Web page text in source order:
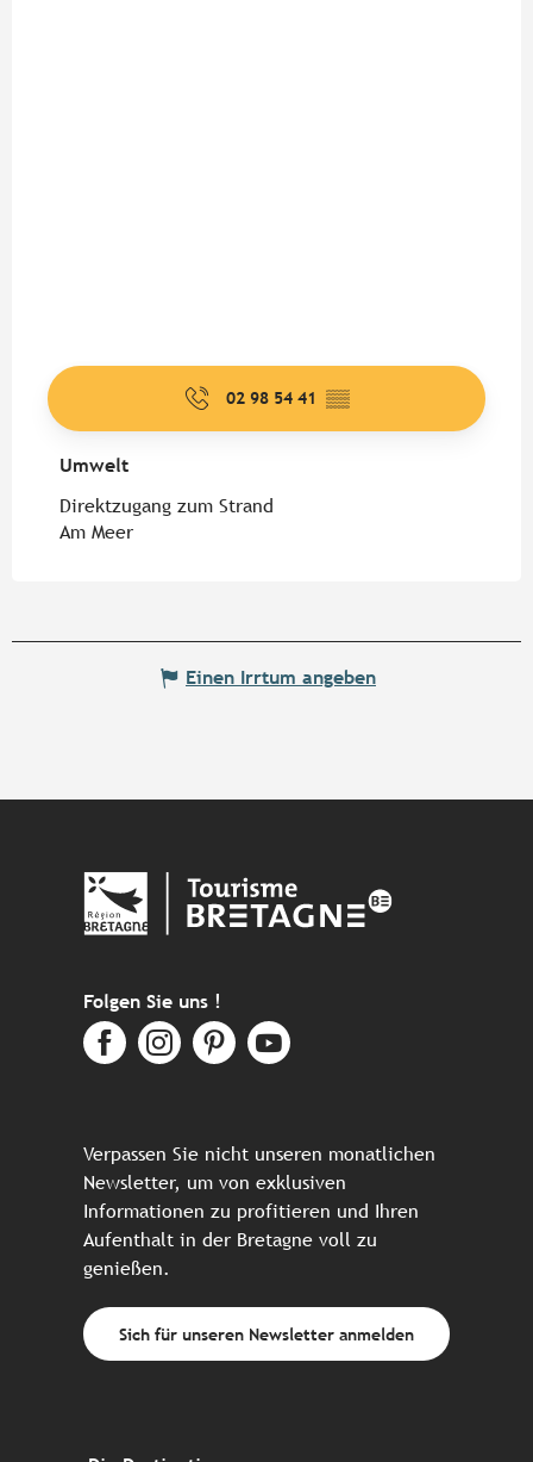
02 98 54 41 ▒▒
Umwelt
Umwelt
Direktzugang zum Strand
Am Meer
Einen Irrtum angeben
Folgen Sie uns !
Verpassen Sie nicht unseren monatlichen
Newsletter, um von exklusiven
Informationen zu profitieren und Ihren
Aufenthalt in der Bretagne voll zu
genießen.
Sich für unseren Newsletter anmelden